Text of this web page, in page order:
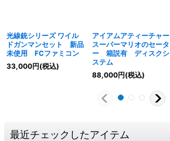
光線銃シリーズ ワイル
ドガンマンセット 新品
未使用 FCファミコン
33,000円(税込)
アイアムアティーチャー
スーパーマリオのセータ
ー 箱説有 ディスクシ
ステム
88,000円(税込)
最近チェックしたアイテム